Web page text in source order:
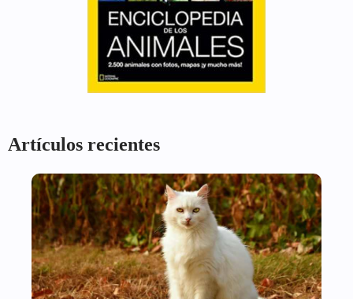
Artículos recientes